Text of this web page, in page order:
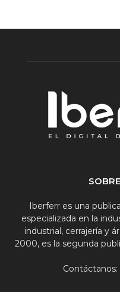
Iberferr es una
especializada en la
industrial, cerrajería y
2000, es la segunda
Contáctanos: